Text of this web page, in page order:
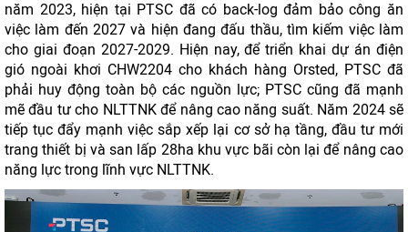
năm 2023, hiện tại PTSC đã có back-log đảm bảo công ăn
việc làm đến 2027 và hiện đang đấu thầu, tìm kiếm việc làm
cho giai đoạn 2027-2029. Hiện nay, để triển khai dự án điện
gió ngoài khơi CHW2204 cho khách hàng Orsted, PTSC đã
phải huy động toàn bộ các nguồn lực; PTSC cũng đã mạnh
mẽ đầu tư cho NLTTNK để nâng cao năng suất. Năm 2024 sẽ
tiếp tục đẩy mạnh việc sắp xếp lại cơ sở hạ tầng, đầu tư mới
trang thiết bị và san lấp 28ha khu vực bãi còn lại để nâng cao
năng lực trong lĩnh vực NLTTNK.